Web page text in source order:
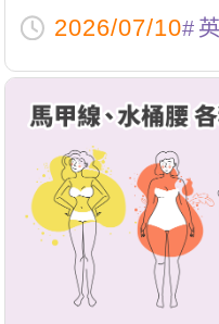
是商業英文，都能
2026/07/10